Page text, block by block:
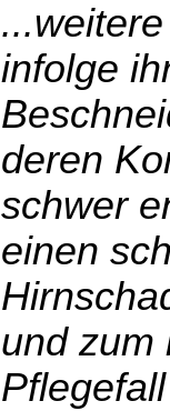
infolge
deren
schwer
einen
und zum